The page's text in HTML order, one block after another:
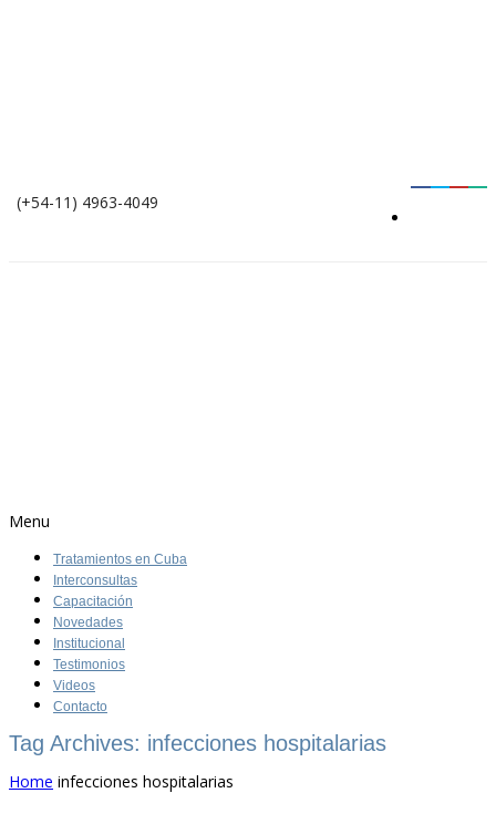
(+54-11) 4963-4049
Menu
Tratamientos en Cuba
Interconsultas
Capacitación
Novedades
Institucional
Testimonios
Videos
Contacto
Tag Archives: infecciones hospitalarias
Home infecciones hospitalarias